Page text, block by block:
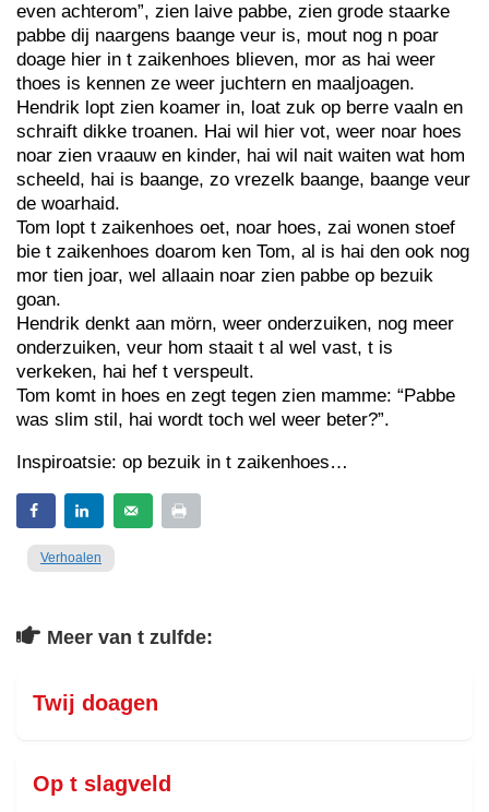
even achterom”, zien laive pabbe, zien grode staarke
pabbe dij naargens baange veur is, mout nog n poar
doage hier in t zaikenhoes blieven, mor as hai weer
thoes is kennen ze weer juchtern en maaljoagen.
Hendrik lopt zien koamer in, loat zuk op berre vaaln en
schraift dikke troanen. Hai wil hier vot, weer noar hoes
noar zien vraauw en kinder, hai wil nait waiten wat hom
scheeld, hai is baange, zo vrezelk baange, baange veur
de woarhaid.
Tom lopt t zaikenhoes oet, noar hoes, zai wonen stoef
bie t zaikenhoes doarom ken Tom, al is hai den ook nog
mor tien joar, wel allaain noar zien pabbe op bezuik
goan.
Hendrik denkt aan mörn, weer onderzuiken, nog meer
onderzuiken, veur hom staait t al wel vast, t is
verkeken, hai hef t verspeult.
Tom komt in hoes en zegt tegen zien mamme: “Pabbe
was slim stil, hai wordt toch wel weer beter?”.
Inspiroatsie: op bezuik in t zaikenhoes…
Verhoalen
Meer van t zulfde:
Twij doagen
Op t slagveld